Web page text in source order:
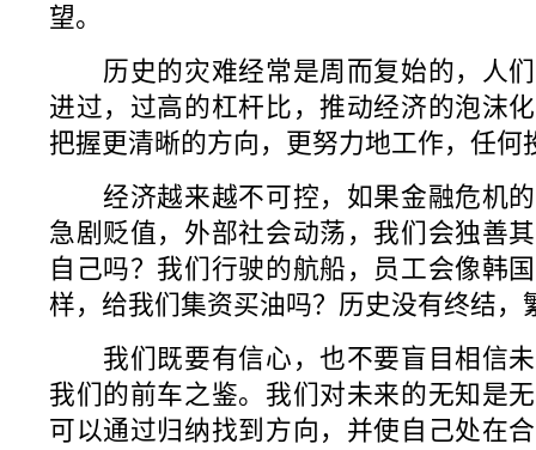
望。
历史的灾难经常是周而复始的，人们
进过，过高的杠杆比，推动经济的泡沫
把握更清晰的方向，更努力地工作，任何
经济越来越不可控，如果金融危机的
急剧贬值，外部社会动荡，我们会独善
自己吗？我们行驶的航船，员工会像韩
样，给我们集资买油吗？历史没有终结，
我们既要有信心，也不要盲目相信未
我们的前车之鉴。我们对未来的无知是
可以通过归纳找到方向，并使自己处在